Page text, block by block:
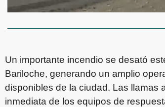
Un importante incendio se desató
Bariloche, generando un amplio
disponibles de la ciudad. Las llamas
inmediata de los equipos de